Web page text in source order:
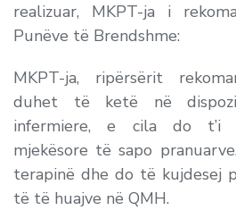
realizuar, MKPT-ja i
Punëve të Brendshme:
MKPT-ja, ripërsërit
duhet të ketë në
infermiere, e cila do t’i
mjekësore të sapo
terapinë dhe do të kujdesej
të të huajve në QMH.